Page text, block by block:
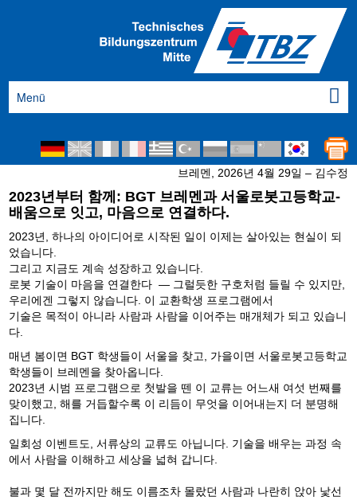
Menü
브레멘, 2026년 4월 29일 – 김수정
2023년부터 함께: BGT 브레멘과 서울로봇고등학교-
배움으로 잇고, 마음으로 연결하다.
2023년, 하나의 아이디어로 시작된 일이 이제는 살아있는 현실이 되
었습니다.
그리고 지금도 계속 성장하고 있습니다.
로봇 기술이 마음을 연결한다 — 그럴듯한 구호처럼 들릴 수 있지만,
우리에겐 그렇지 않습니다. 이 교환학생 프로그램에서
기술은 목적이 아니라 사람과 사람을 이어주는 매개체가 되고 있습니
다.
매년 봄이면 BGT 학생들이 서울을 찾고, 가을이면 서울로봇고등학교
학생들이 브레멘을 찾아옵니다.
2023년 시범 프로그램으로 첫발을 뗀 이 교류는 어느새 여섯 번째를
맞이했고, 해를 거듭할수록 이 리듬이 무엇을 이어내는지 더 분명해
집니다.
일회성 이벤트도, 서류상의 교류도 아닙니다. 기술을 배우는 과정 속
에서 사람을 이해하고 세상을 넓혀 갑니다.
불과 몇 달 전까지만 해도 이름조차 몰랐던 사람과 나란히 앉아 낯선